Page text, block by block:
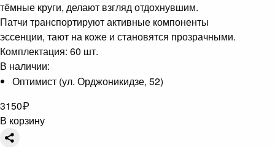
тёмные круги, делают взгляд отдохнувшим.
Патчи транспортируют активные компоненты
эссенции, тают на коже и становятся прозрачными.
Комплектация: 60 шт.
В наличии:
Оптимист (ул. Орджоникидзе, 52)
3150₽
В корзину